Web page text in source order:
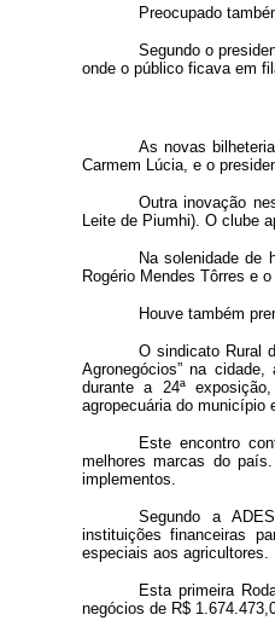
Preocupado
Segundo o
onde o público ficava em
As novas
Carmem Lúcia, e o
Outra inovação
Leite de Piumhi). O clube
Na solenidade de
Rogério Mendes Tôrres e
Houve também
O sindicato Rural
Agronegócios” na
durante a 24ª
agropecuária do município
Este encontro
melhores marcas do
implementos.
Segundo a
instituições financeiras
especiais aos agricultores.
Esta primeira
negócios de R$